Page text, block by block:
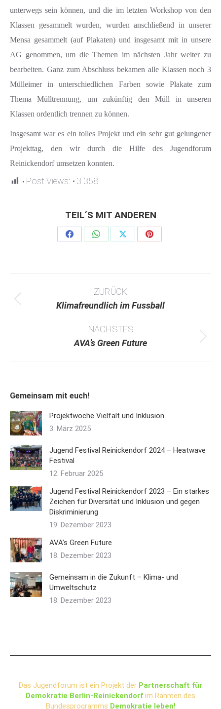
unterwegs sein können, und die im letzten Workshop von den
Klassen gesammelt wurden, wurden anschließend in unserer
Mensa gesammelt (auf Plakaten) und insgesamt mit in unsere
AG genommen, um die Themen im nächsten Jahr weiter zu
bearbeiten. Ganz zum Abschluss bekamen alle Klassen noch 3
Mülleimer in unterschiedlichen Farben sowie Plakate zum
Thema Mülltrennung, um zukünftig den Müll in unseren
Klassen ordentlich trennen zu können.
Insgesamt war es ein tolles Projekt und ein sehr gut gelungener
Projekttag, den wir durch die Hilfe des Jugendforum
Reinickendorf umsetzen konnten.
Post Views: 3.358
TEIL´S MIT ANDEREN
Share
Share
Share
Share
ZURÜCK
Vorheriger
Klimafreundlich im Fussball
NÄCHSTES
Nächster
AVA’s Green Future
Gemeinsam mit euch!
Projektwoche Vielfalt und Inklusion
3. März 2025
Jugend Festival Reinickendorf 2024 – Heatwave
Festival
12. Februar 2025
Jugend Festival Reinickendorf 2023 – Ein starkes
Zeichen für Diversität und Inklusion und gegen
Diskriminierung
19. Dezember 2023
AVA’s Green Future
18. Dezember 2023
Gemeinsam in die Zukunft – Klima- und
Umweltschutz
18. Dezember 2023
Das Jugendforum ist ein Projekt der Partnerschaft für
Demokratie Berlin-Reinickendorf im Rahmen des
Bundesprogramms Demokratie leben!